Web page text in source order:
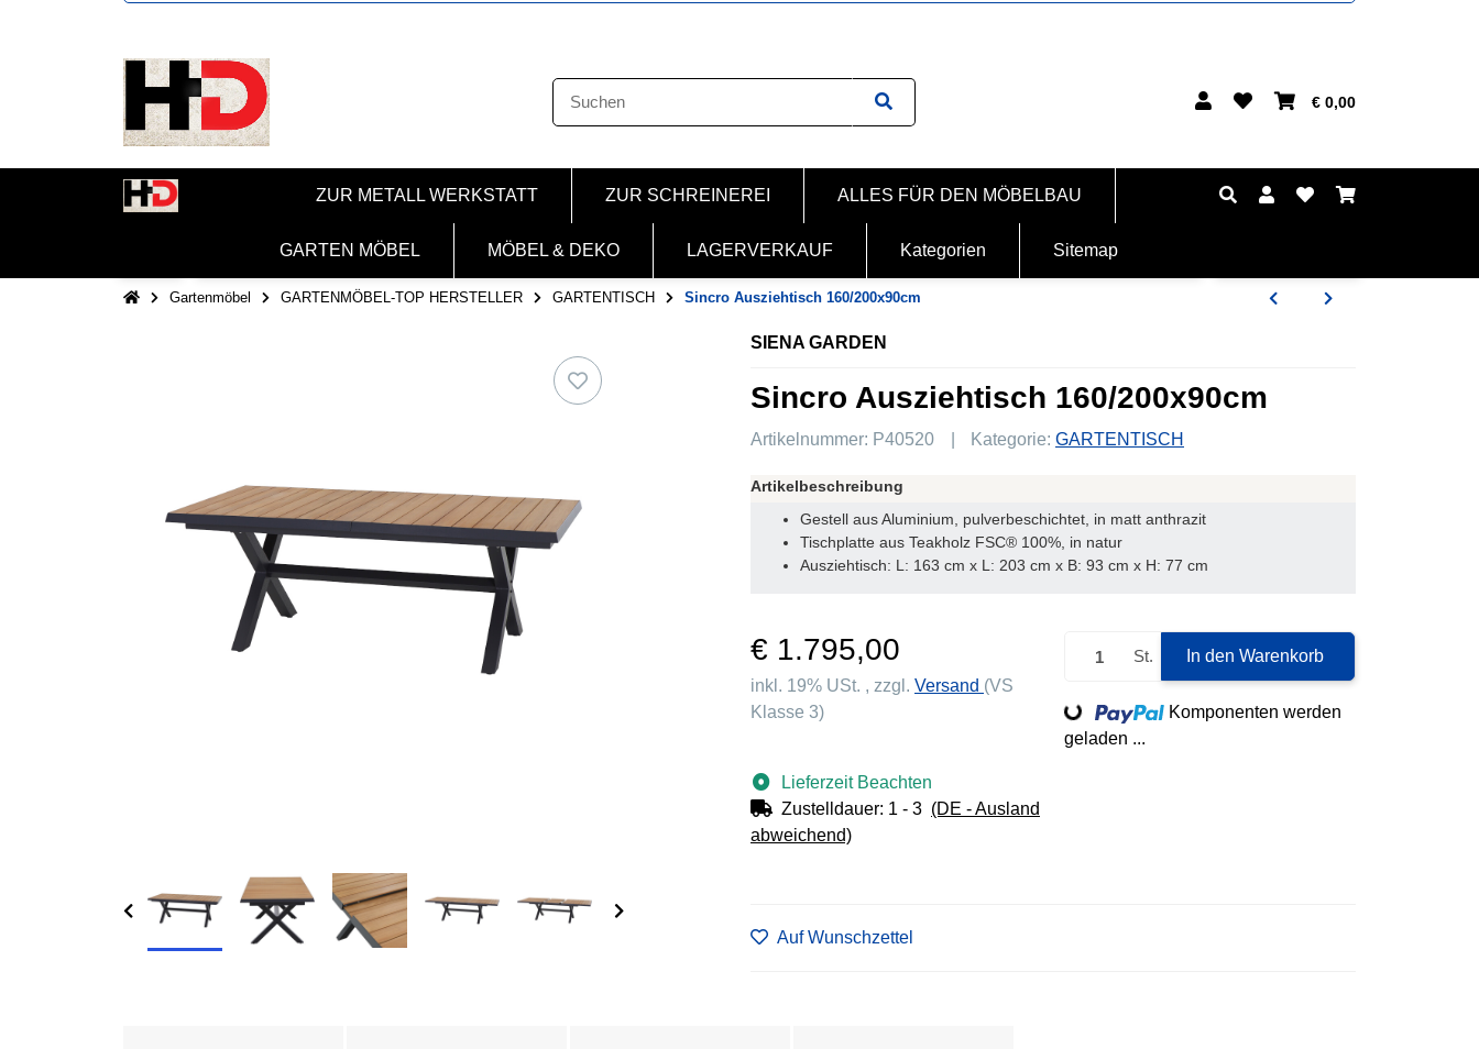
€ 0,00
ZUR METALL WERKSTATT ZUR SCHREINEREI ALLES FÜR DEN MÖBELBAU
GARTEN MÖBEL MÖBEL & DEKO LAGERVERKAUF Kategorien Sitemap
Gartenmöbel GARTENMÖBEL-TOP HERSTELLER GARTENTISCH Sincro Ausziehtisch 160/200x90cm
SIENA GARDEN
Sincro Ausziehtisch 160/200x90cm
Artikelnummer: P40520 Kategorie: GARTENTISCH
Artikelbeschreibung
Gestell aus Aluminium, pulverbeschichtet, in matt anthrazit
Tischplatte aus Teakholz FSC® 100%, in natur
Ausziehtisch: L: 163 cm x L: 203 cm x B: 93 cm x H: 77 cm
€ 1.795,00
inkl. 19% USt. , zzgl. Versand (VS
Klasse 3)
Lieferzeit Beachten
Zustelldauer: 1 - 3 (DE - Ausland
abweichend)
St. In den Warenkorb
Loading...
Komponenten werden
geladen ...
Auf Wunschzettel